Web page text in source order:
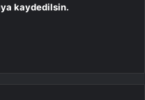
kaydedilsin.